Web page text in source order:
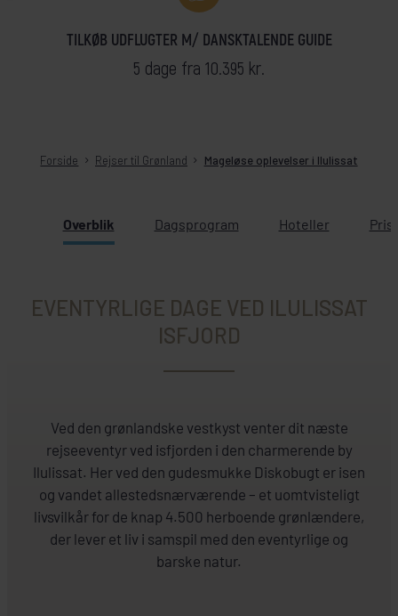
TILKØB UDFLUGTER M/ DANSKTALENDE GUIDE
5 dage fra 10.395 kr.
Forside Rejser til Grønland Mageløse oplevelser i Ilulissat
Overblik Dagsprogram Hoteller
EVENTYRLIGE DAGE VED ILULISSAT
ISFJORD
Ved den grønlandske vestkyst venter dit næste
rejseeventyr ved isfjorden i den charmerende by
Ilulissat. Her ved den gudesmukke Diskobugt er isen
og vandet allestedsnærværende – et uomtvisteligt
livsvilkår for de knap 4.500 herboende grønlændere,
der lever et liv i samspil med den eventyrlige og
barske natur.